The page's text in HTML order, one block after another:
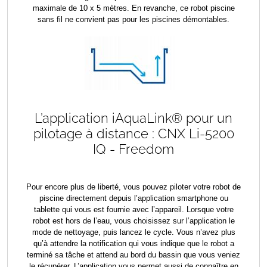
maximale de 10 x 5 mètres. En revanche, ce robot piscine
sans fil ne convient pas pour les piscines démontables.
L’application iAquaLink® pour un
pilotage à distance : CNX Li-5200
IQ - Freedom
Pour encore plus de liberté, vous pouvez piloter votre robot de
piscine directement depuis l’application smartphone ou
tablette qui vous est fournie avec l’appareil. Lorsque votre
robot est hors de l’eau, vous choisissez sur l’application le
mode de nettoyage, puis lancez le cycle. Vous n’avez plus
qu’à attendre la notification qui vous indique que le robot a
terminé sa tâche et attend au bord du bassin que vous veniez